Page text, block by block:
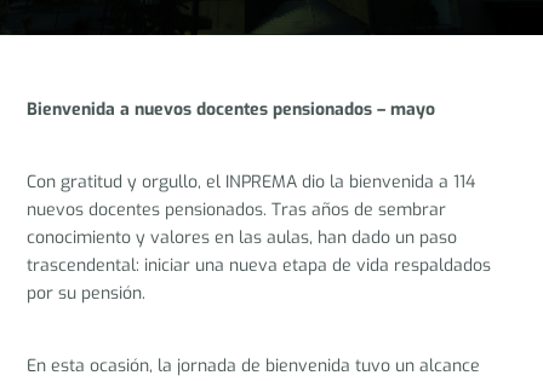
Bienvenida a nuevos docentes pensionados – mayo
Con gratitud y orgullo, el INPREMA dio la bienvenida a 114
nuevos docentes pensionados. Tras años de sembrar
conocimiento y valores en las aulas, han dado un paso
trascendental: iniciar una nueva etapa de vida respaldados
por su pensión.
En esta ocasión, la jornada de bienvenida tuvo un alcance